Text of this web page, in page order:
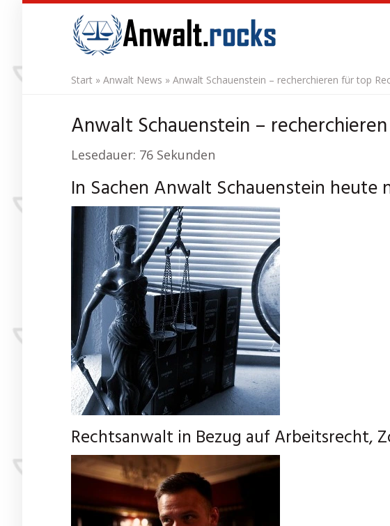
content
Start » Anwalt News » Anwalt Schauenstein – recherchieren für top
Anwalt Schauenstein –
Lesedauer: 76 Sekunden
In Sachen Anwalt Schauenstein
Rechtsanwalt in Bezug auf Arbeitsrecht,